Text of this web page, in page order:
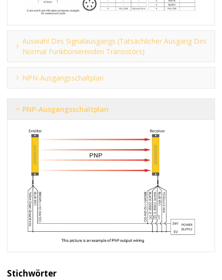
Auswahl Des Signalausgangs (tatsächlicher Ausgang Des
Normal Funktionierenden Transistors)
NPN-Ausgangsschaltplan
PNP-Ausgangsschaltplan
Stichwörter